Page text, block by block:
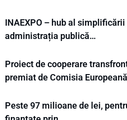
INAEXPO – hub al
administrația publică…
Proiect de cooperare
premiat de Comisia
Peste 97 milioane de lei,